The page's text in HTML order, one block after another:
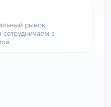
рынок
сотрудничаем с